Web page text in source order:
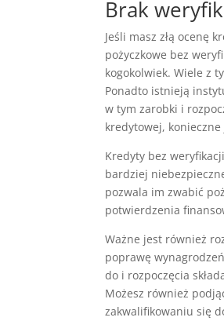
Brak
Jeśli masz złą ocenę
pożyczkowe bez
kogokolwiek. Wiele z
Ponadto istnieją
w tym zarobki i
kredytowej,
Kredyty bez
bardziej
pozwala im zwabić
potwierdzenia
Ważne jest również
poprawę
do i rozpoczęcia
Możesz również
zakwalifikowaniu się